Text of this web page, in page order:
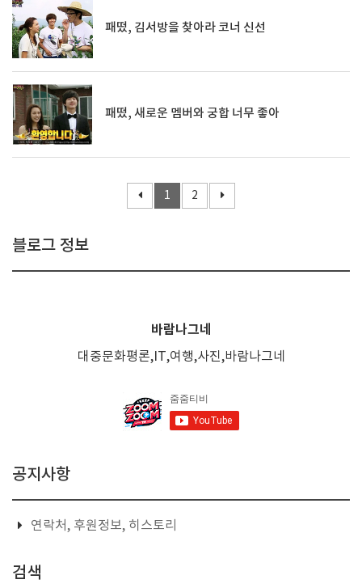
패떴, 김서방을 찾아라 코너 신선
패떴, 새로운 멤버와 궁합 너무 좋아
1 2
블로그 정보
바람나그네
대중문화평론,IT,여행,사진,바람나그네
공지사항
연락처, 후원정보, 히스토리
검색